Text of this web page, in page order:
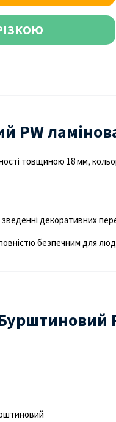
PW
товщиною 18 мм,
декоративних
безпечним для